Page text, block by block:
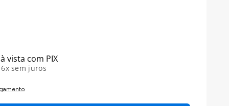
vista com PIX
6x sem juros